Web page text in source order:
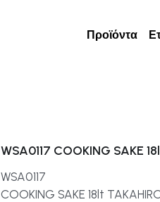
Προϊόντα
WSA0117 COOKING SAKE
WSA0117
COOKING SAKE 18lt